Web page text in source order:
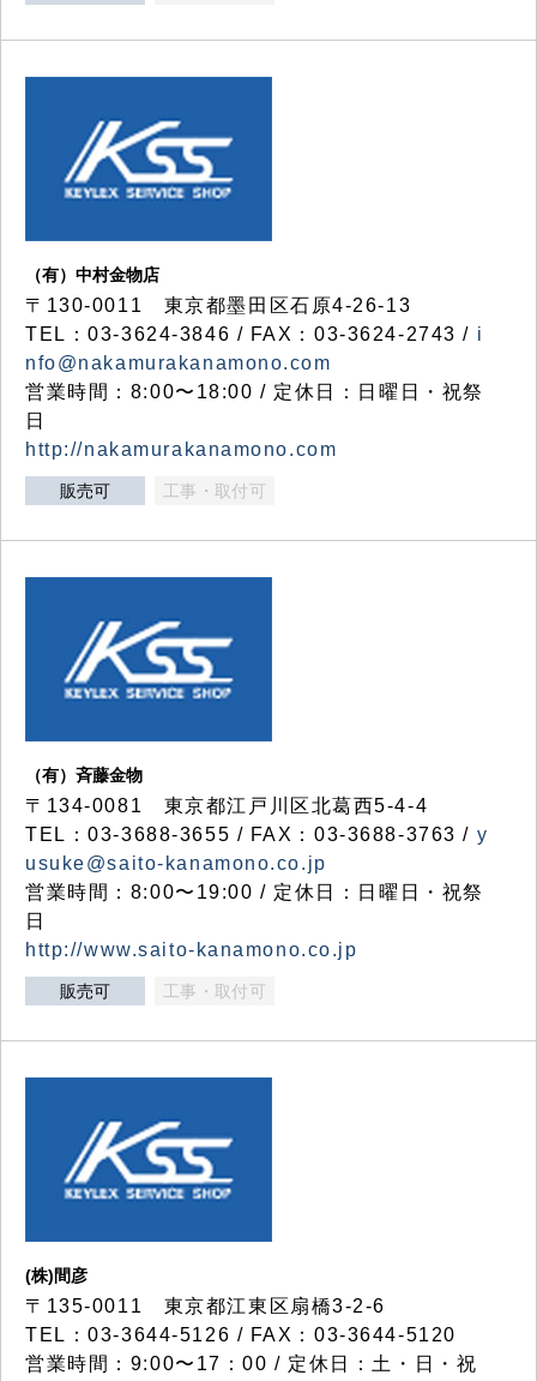
（有）中村金物店
〒130-0011 東京都墨田区石原4-26-13
TEL：03-3624-3846 / FAX：03-3624-2743 / i
nfo@nakamurakanamono.com
営業時間：8:00〜18:00 / 定休日：日曜日・祝祭
日
http://nakamurakanamono.com
販売可 工事・取付可
（有）斉藤金物
〒134-0081 東京都江戸川区北葛西5-4-4
TEL：03-3688-3655 / FAX：03-3688-3763 / y
usuke@saito-kanamono.co.jp
営業時間：8:00〜19:00 / 定休日：日曜日・祝祭
日
http://www.saito-kanamono.co.jp
販売可 工事・取付可
(株)間彦
〒135-0011 東京都江東区扇橋3-2-6
TEL：03-3644-5126 / FAX：03-3644-5120
営業時間：9:00〜17：00 / 定休日：土・日・祝